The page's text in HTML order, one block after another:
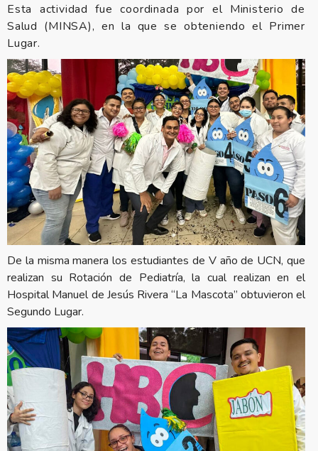
Esta actividad fue coordinada por el Ministerio de
Salud (MINSA), en la que se obteniendo el Primer
Lugar.
De la misma manera los estudiantes de V año de UCN, que
realizan su Rotación de Pediatría, la cual realizan en el
Hospital Manuel de Jesús Rivera “La Mascota” obtuvieron el
Segundo Lugar.